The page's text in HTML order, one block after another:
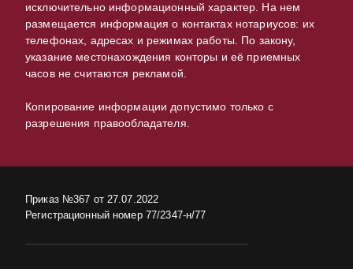
исключительно информационный характер. На нем
размещается информация о контактах нотариусов: их
телефонах, адресах и режимах работы. По закону,
указание местонахождения конторы и её приемных
часов не считаются рекламой.
Копирование информации допустимо только с
разрешения правообладателя.
Приказ №367 от 27.07.2022
Регистрационный номер 77/2347-н/77